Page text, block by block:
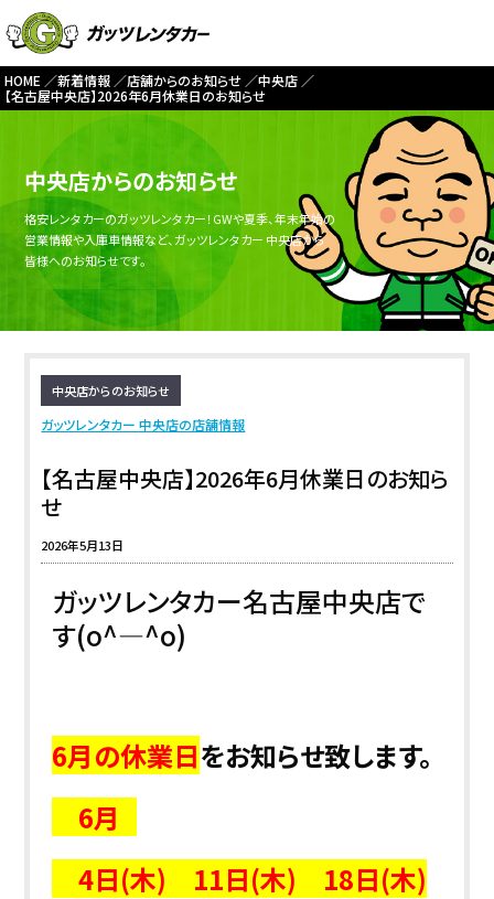
HOME 新着情報 店舗からのお知らせ
中央店
【名古屋中央店】2026年6月休業日のお知らせ
中央店からのお知らせ
格安レンタカーのガッツレンタカー！GWや夏季、年末年始の
営業情報や入庫車情報など、ガッツレンタカー 中央店から
皆様へのお知らせです。
中央店からのお知らせ
ガッツレンタカー 中央店の店舗情報
【名古屋中央店】2026年6月休業日のお知ら
せ
2026年5月13日
ガッツレンタカー名古屋中央店で
す(o^―^o)
6月の休業日をお知らせ致します。
6月
4日(木) 11日(木) 18日(木)